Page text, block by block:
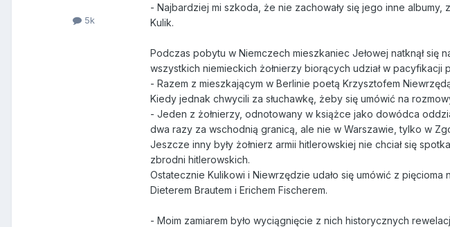
5k
- Najbardziej mi szkoda, że nie zachowały się jego inne
Kulik.
Podczas pobytu w Niemczech mieszkaniec Jełowej natknął się
wszystkich niemieckich żołnierzy biorących udział w pacyfikacji
- Razem z mieszkającym w Berlinie poetą Krzysztofem
Kiedy jednak chwycili za słuchawkę, żeby się umówić na
- Jeden z żołnierzy, odnotowany w książce jako dowódca
dwa razy za wschodnią granicą, ale nie w Warszawie, tylko w
Jeszcze inny były żołnierz armii hitlerowskiej nie chciał się
zbrodni hitlerowskich.
Ostatecznie Kulikowi i Niewrzędzie udało się umówić z pięcioma
Dieterem Brautem i Erichem Fischerem.
- Moim zamiarem było wyciągnięcie z nich historycznych